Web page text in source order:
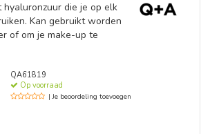
hyaluronzuur die je op elk
Kan gebruikt worden
of om je make-up te
QA61819
Op voorraad
| Je beoordeling toevoegen